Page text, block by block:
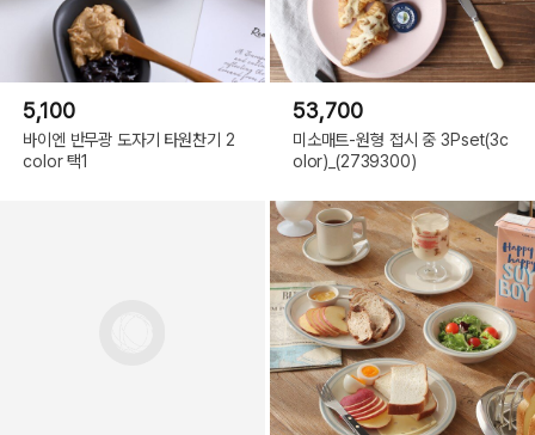
5,100
바이엔 반무광 도자기 타원찬기 2
color 택1
53,700
미소매트-원형 접시 중 3Pset(3c
olor)_(2739300)